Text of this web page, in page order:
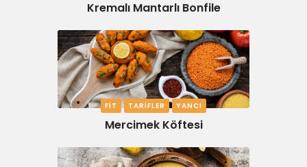
Kremalı Mantarlı Bonfile
FIT TARIFLER YANCI
Mercimek Köftesi